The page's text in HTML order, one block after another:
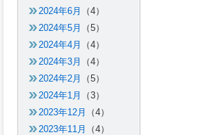
2024年6月
（4）
2024年5月
（5）
2024年4月
（4）
2024年3月
（4）
2024年2月
（5）
2024年1月
（3）
2023年12月
（4）
2023年11月
（4）